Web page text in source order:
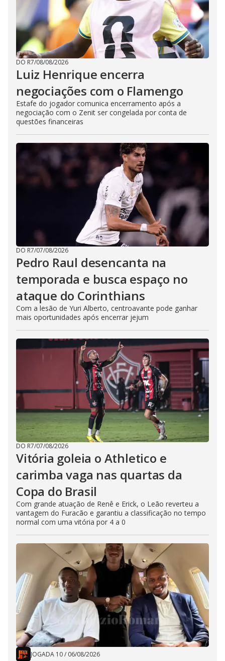
DO R7/08/08/2026
Luiz Henrique encerra
negociações com o Flamengo
Estafe do jogador comunica encerramento após a
negociação com o Zenit ser congelada por conta de
questões financeiras
DO R7/07/08/2026
Pedro Raul desencanta na
temporada e busca espaço no
ataque do Corinthians
Com a lesão de Yuri Alberto, centroavante pode ganhar
mais oportunidades após encerrar jejum
DO R7/07/08/2026
Vitória goleia o Athletico e
carimba vaga nas quartas da
Copa do Brasil
Com grande atuação de Renê e Erick, o Leão reverteu a
vantagem do Furacão e garantiu a classificação no tempo
normal com uma vitória por 4 a 0
JOGADA 10/ 06/08/2026